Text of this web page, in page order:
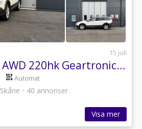
15 juli
Volvo XC70 D5 AWD 220hk Geartronic Kinetic Euro 6, Dragkrok
Automat
Skåne • 40 annonser
Visa mer